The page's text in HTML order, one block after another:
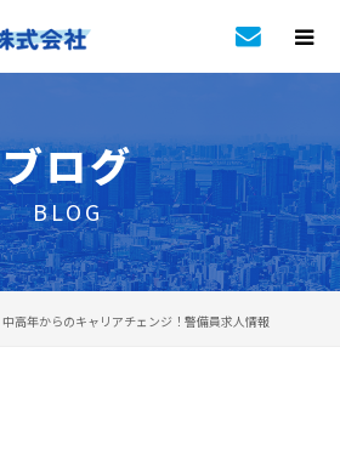
ブログ
BLOG
中高年からのキャリアチェンジ！警備員求人情報